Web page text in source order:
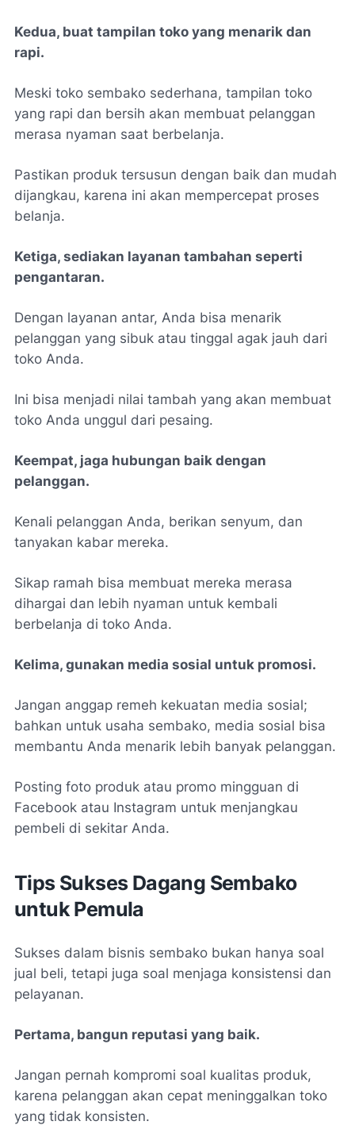
Kedua, buat tampilan toko yang menarik dan
rapi.
Meski toko sembako sederhana, tampilan toko
yang rapi dan bersih akan membuat pelanggan
merasa nyaman saat berbelanja.
Pastikan produk tersusun dengan baik dan mudah
dijangkau, karena ini akan mempercepat proses
belanja.
Ketiga, sediakan layanan tambahan seperti
pengantaran.
Dengan layanan antar, Anda bisa menarik
pelanggan yang sibuk atau tinggal agak jauh dari
toko Anda.
Ini bisa menjadi nilai tambah yang akan membuat
toko Anda unggul dari pesaing.
Keempat, jaga hubungan baik dengan
pelanggan.
Kenali pelanggan Anda, berikan senyum, dan
tanyakan kabar mereka.
Sikap ramah bisa membuat mereka merasa
dihargai dan lebih nyaman untuk kembali
berbelanja di toko Anda.
Kelima, gunakan media sosial untuk promosi.
Jangan anggap remeh kekuatan media sosial;
bahkan untuk usaha sembako, media sosial bisa
membantu Anda menarik lebih banyak pelanggan.
Posting foto produk atau promo mingguan di
Facebook atau Instagram untuk menjangkau
pembeli di sekitar Anda.
Tips Sukses Dagang Sembako
untuk Pemula
Sukses dalam bisnis sembako bukan hanya soal
jual beli, tetapi juga soal menjaga konsistensi dan
pelayanan.
Pertama, bangun reputasi yang baik.
Jangan pernah kompromi soal kualitas produk,
karena pelanggan akan cepat meninggalkan toko
yang tidak konsisten.